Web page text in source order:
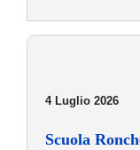
4 Luglio 2026
Scuola